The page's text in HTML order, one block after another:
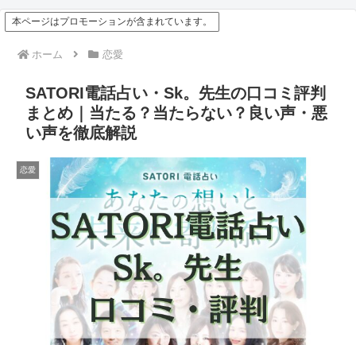
本ページはプロモーションが含まれています。
ホーム 恋愛
SATORI電話占い・Sk。先生の口コミ評判
まとめ｜当たる？当たらない？良い声・悪
い声を徹底解説
恋愛